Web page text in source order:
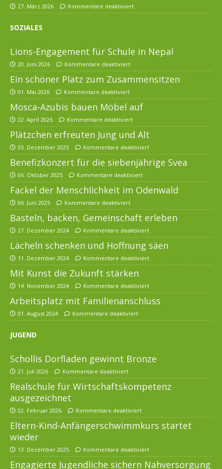
27. März 2026 Kommentare deaktiviert
SOZIALES
Lions-Engagement für Schule in Nepal
20. Juni 2026 Kommentare deaktiviert
Ein schöner Platz zum Zusammensitzen
01. Mai 2026 Kommentare deaktiviert
Mosca-Azubis bauen Möbel auf
22. April 2026 Kommentare deaktiviert
Plätzchen erfreuten Jung und Alt
03. Dezember 2025 Kommentare deaktiviert
Benefizkonzert für die siebenjährige Svea
06. Oktober 2025 Kommentare deaktiviert
Fackel der Menschlichkeit im Odenwald
06. Juni 2025 Kommentare deaktiviert
Basteln, backen, Gemeinschaft erleben
27. Dezember 2024 Kommentare deaktiviert
Lächeln schenken und Hoffnung säen
11. Dezember 2024 Kommentare deaktiviert
Mit Kunst die Zukunft stärken
14. November 2024 Kommentare deaktiviert
Arbeitsplatz mit Familienanschluss
01. August 2024 Kommentare deaktiviert
JUGEND
Schollis Dorfladen gewinnt Bronze
21. Juli 2026 Kommentare deaktiviert
Realschule für Wirtschaftskompetenz
ausgezeichnet
02. Februar 2026 Kommentare deaktiviert
Eltern-Kind-Anfängerschwimmkurs startet
wieder
13. Dezember 2025 Kommentare deaktiviert
Engagierte Jugendliche sichern Nahversorgung